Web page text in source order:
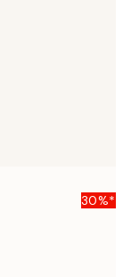
30%*